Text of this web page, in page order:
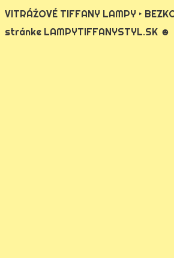
VITRÁŽOVÉ TIFFANY LAMPY ‣
stránke LAMPYTIFFANYSTYL.SK ☻